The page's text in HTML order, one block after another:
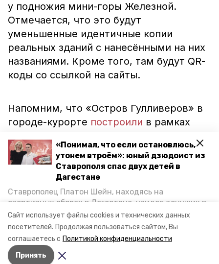
Сайт использует файлы cookies и технических данных
посетителей. Продолжая пользоваться сайтом, Вы
соглашаетесь с Политикой конфиденциальности
Принять
«Понимал, что если остановлюсь,
утонем втроём»: юный дзюдоист из
Ставрополя спас двух детей в
Дагестане
Ставрополец Платон Шейн, находясь на
спортивных сборах в Дегестане, увидел тонущих в
Каспийском море детей и бросился на помощь. По
возвращении домой, отважного мальчика
пригласили в министерство образования края и
наградили. Корреспондент «Победы26» пообщался
с юным героем.
у подножия мини-горы Железной.
Отмечается, что это будут
уменьшенные идентичные копии
реальных зданий с нанесёнными на них
названиями. Кроме того, там будут QR-
коды со ссылкой на сайты.
Напомним, что «Остров Гулливеров» в
городе-курорте построили в рамках
губернатора края Владимира
Владимирова по программе
«Комфортная городская среда».
Фото: администрация Железноводска